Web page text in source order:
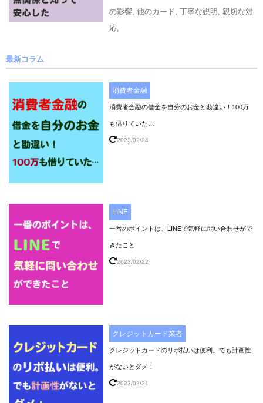
の影響 ,他のカード ,丁寧な説明
親切な対
応
最新コラム
消費者金融
消費者金融の借金を自分のお金と勘違い！100万
も借りていた…
2023/02/24
LINE
一番のポイントは、LINEで気軽に問い合わせがで
きたこと
2023/02/22
クレジットカード業者
クレジットカードのリボ払いは便利。でも計画性
がないとダメ！
2023/02/21